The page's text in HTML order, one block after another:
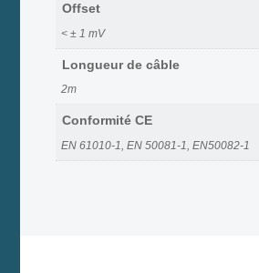
Offset
< ± 1 mV
Longueur de câble
2m
Conformité CE
EN 61010-1, EN 50081-1, EN50082-1